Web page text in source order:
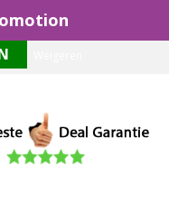
maken wij gebruik van